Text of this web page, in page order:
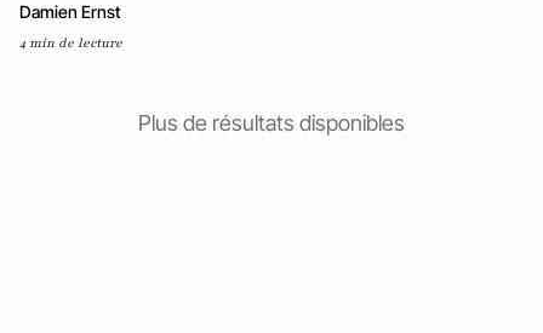
Damien Ernst
4 min de lecture
Plus de résultats disponibles